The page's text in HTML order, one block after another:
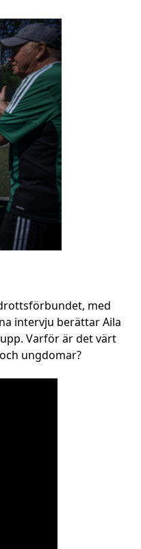
med
intervju berättar Aila
Varför är det värt
ungdomar?